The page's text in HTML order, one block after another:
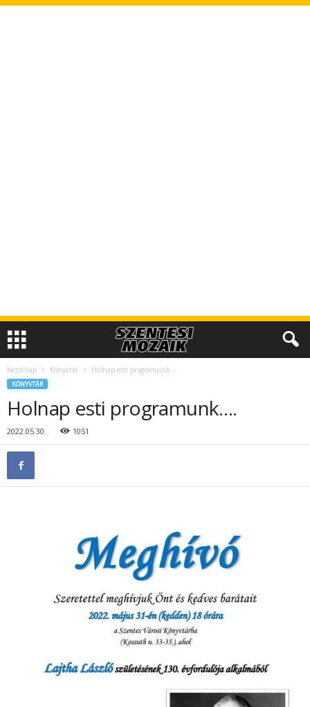
Kezdőlap Könyvtár Holnap esti programunk….
KÖNYVTÁR
Holnap esti programunk….
2022.05.30. 1051